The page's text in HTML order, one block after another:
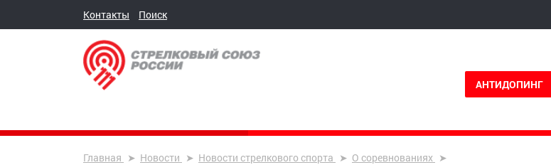
Контакты Поиск
АНТИДОПИНГ
Главная Новости Новости стрелкового спорта
О соревнованиях